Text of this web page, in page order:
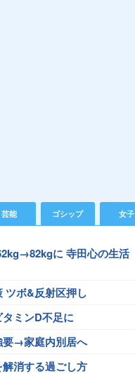
芸能 ゴシップ 女子
に 寺田心の生活
ツボ&反射区押し
ミンD不足に
要→家庭内別居へ
消する過ごし方